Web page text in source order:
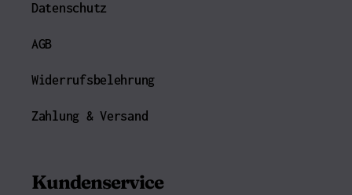
Datenschutz
AGB
Widerrufsbelehrung
Zahlung & Versand
Kundenservice